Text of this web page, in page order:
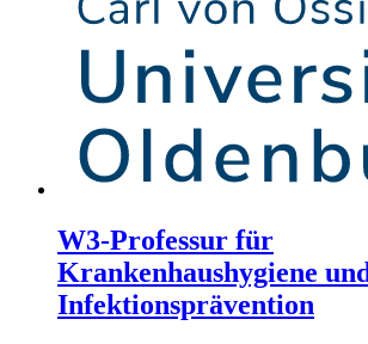
W3-Professur für
Krankenhaushygiene und
Infektionsprävention